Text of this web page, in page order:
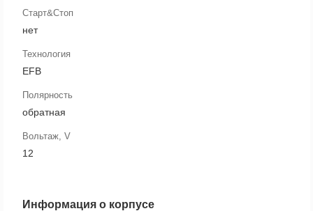
Старт&Стоп
нет
Технология
EFB
Полярность
обратная
Вольтаж, V
12
Информация о корпусе